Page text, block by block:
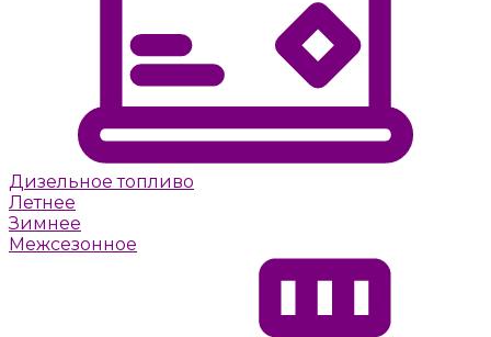
Дизельное топливо
Летнее
Зимнее
Межсезонное